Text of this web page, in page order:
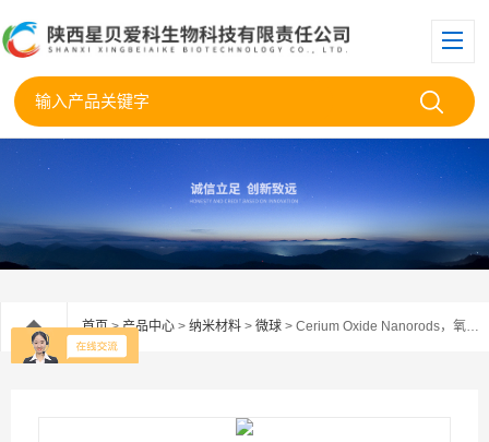
首页>产品中心 > 纳米材料 > 微球 > Cerium Oxide Nanorods，氧化铈纳米棒